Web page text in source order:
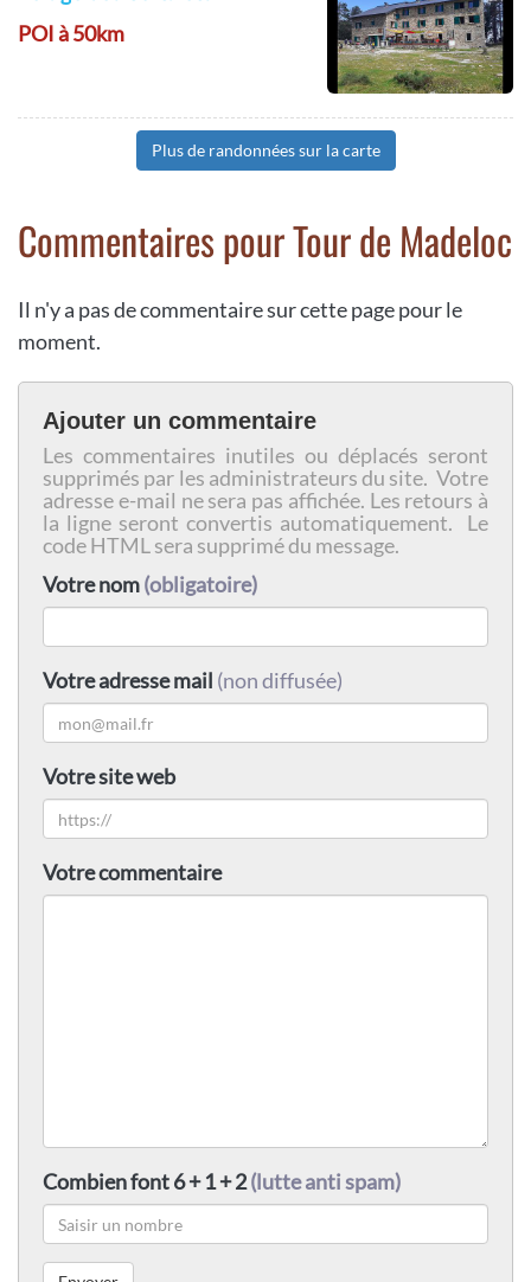
POI à 50km
Plus de randonnées sur la carte
Commentaires pour Tour de Madeloc
Il n'y a pas de commentaire sur cette page pour le
moment.
Ajouter un commentaire
Les commentaires inutiles ou déplacés seront
supprimés par les administrateurs du site. Votre
adresse e-mail ne sera pas affichée. Les retours à
la ligne seront convertis automatiquement. Le
code HTML sera supprimé du message.
Votre nom(obligatoire)
Votre adresse mail (non diffusée)
Votre site web
Votre commentaire
Combien font 6 + 1 + 2(lutte anti spam)